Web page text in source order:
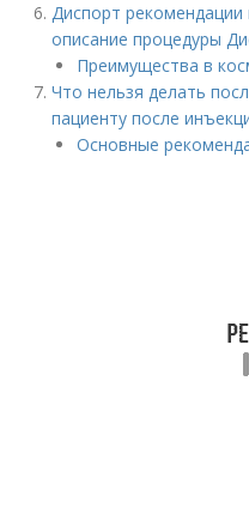
Диспорт
описание процедуры
Преимущества в
Что нельзя делать
пациенту после
Основные